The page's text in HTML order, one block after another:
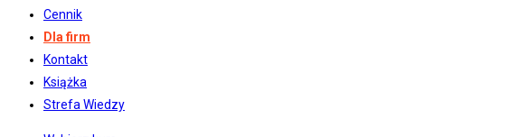
Cennik
Dla firm
Kontakt
Książka
Strefa Wiedzy